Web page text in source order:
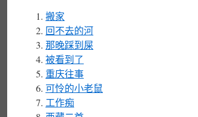
搬家
回不去的河
那晚踩到屎
被看到了
重庆往事
可怜的小老鼠
工作痴